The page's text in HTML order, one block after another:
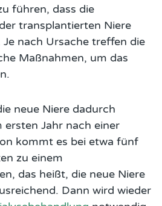
führen, dass die
transplantierten Niere
nach Ursache treffen die
Maßnahmen, um das
neue Niere dadurch
Jahr nach einer
kommt es bei etwa fünf
zu einem
das heißt, die neue Niere
Dann wird wieder